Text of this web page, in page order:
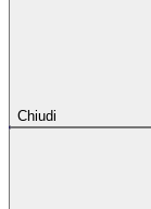
Chiudi